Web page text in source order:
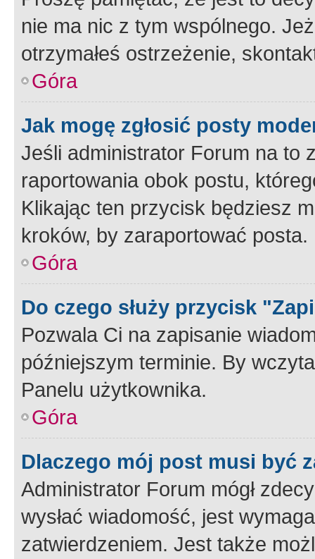
nie ma nic z tym wspólnego.
otrzymałeś ostrzeżenie,
Góra
Jak mogę zgłosić posty
Jeśli administrator Forum na to
raportowania obok postu,
Klikając ten przycisk będziesz
kroków, by zaraportować posta.
Góra
Do czego służy przycisk
Pozwala Ci na zapisanie
późniejszym terminie. By
Panelu użytkownika.
Góra
Dlaczego mój post musi być
Administrator Forum mógł
wysłać wiadomość, jest
zatwierdzeniem. Jest także